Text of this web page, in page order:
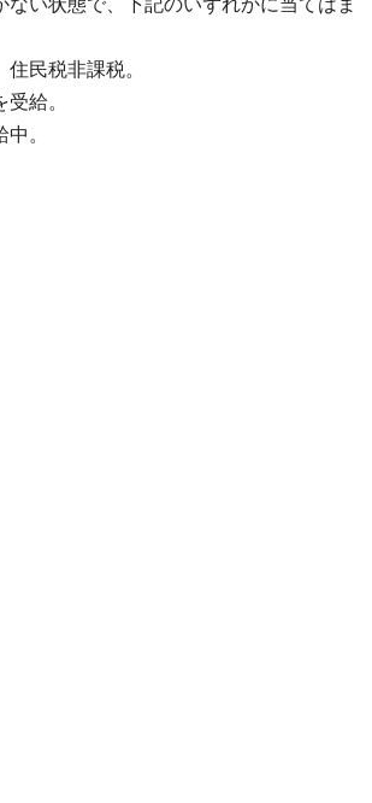
ない状態で、下記のいずれかに当てはま
民税非課税。
給。
。